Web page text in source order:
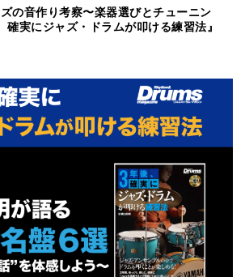
の音作り考察〜楽器選びとチューニン
確実にジャズ・ドラムが叩ける練習法』